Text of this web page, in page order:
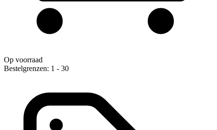
Op voorraad
Bestelgrenzen: 1 - 30